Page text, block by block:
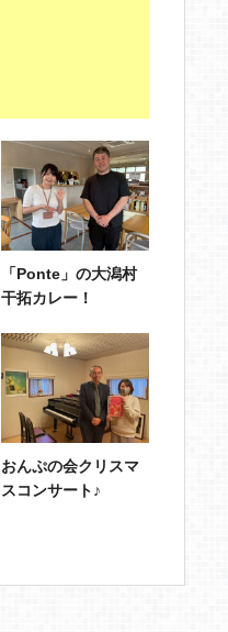
「Ponte」の大潟村
干拓カレー！
おんぷの会クリスマ
スコンサート♪